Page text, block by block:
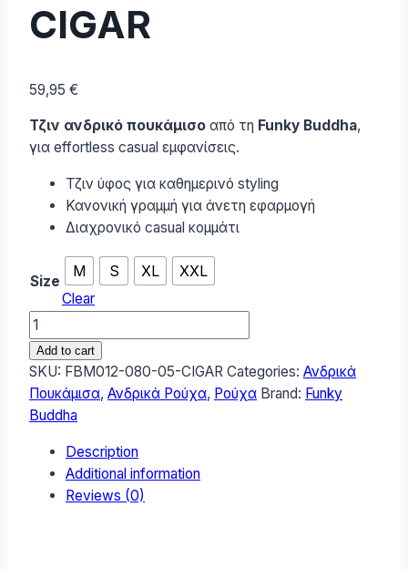
CIGAR
59,95 €
Τζιν ανδρικό πουκάμισο από τη Funky Buddha,
για effortless casual εμφανίσεις.
Τζιν ύφος για καθημερινό styling
Κανονική γραμμή για άνετη εφαρμογή
Διαχρονικό casual κομμάτι
Size
M S XL XXL
Clear
Funky
Buddha
Ανδρικό
Πουκάμισο
FBM012-
05-
CIGAR
quantity
Add to cart
SKU: FBM012-080-05-CIGAR Categories: Ανδρικά
Πουκάμισα, Ανδρικά Ρούχα, Ρούχα Brand: Funky
Buddha
Description
Additional information
Reviews (0)